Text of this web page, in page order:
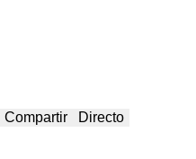
Compartir Directo